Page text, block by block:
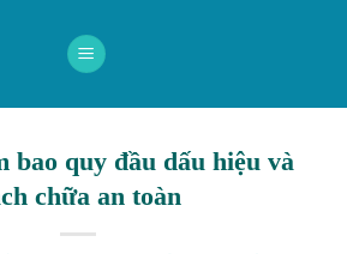
bao quy đầu dấu hiệu và
chữa an toàn